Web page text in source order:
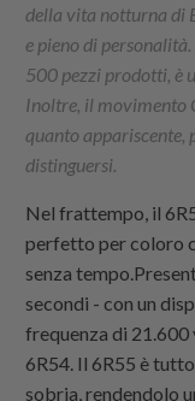
della vita notturna di
e pieno di
500 pezzi prodotti, è
Inoltre, il movimento
quanto appariscente,
distinguersi.
Nel frattempo, il
perfetto per coloro
senza
secondi - con un
frequenza di 21.600
6R54. Il 6R55 è
sobria, rendendolo